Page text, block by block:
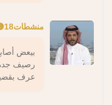
منشطات18🟡⚫️
بيعض
رصيف
عرف